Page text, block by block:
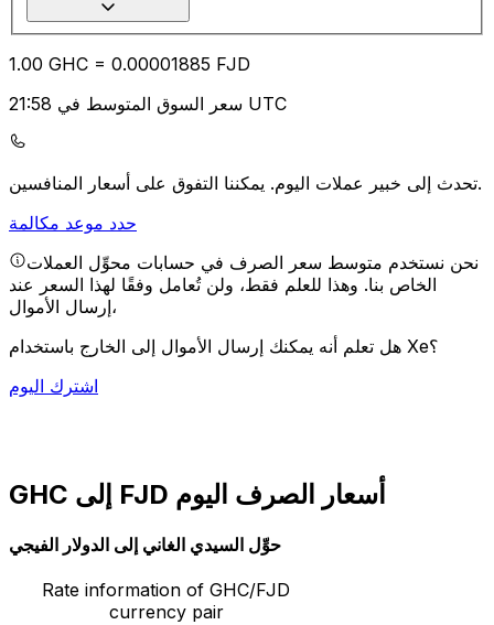
1.00 GHC = 0.00001885 FJD
سعر السوق المتوسط في 21:58 UTC
تحدث إلى خبير عملات اليوم.يمكننا التفوق على أسعار المنافسين.
حدد موعد مكالمة
نحن نستخدم متوسط سعر الصرف في حسابات محوِّل العملات
الخاص بنا. وهذا للعلم فقط، ولن تُعامل وفقًا لهذا السعر عند
إرسال الأموال،
هل تعلم أنه يمكنك إرسال الأموال إلى الخارج باستخدام Xe؟
اشترك اليوم
GHC إلى FJD أسعار الصرف اليوم
حوِّل السيدي الغاني إلى الدولار الفيجي
Rate information of GHC/FJD
currency pair